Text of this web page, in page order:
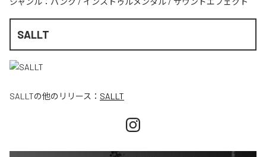
SALLT
SALLTの他のリリース： SALLT